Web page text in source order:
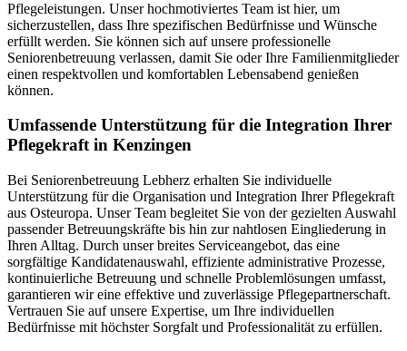
Pflegeleistungen. Unser hochmotiviertes Team ist hier, um
sicherzustellen, dass Ihre spezifischen Bedürfnisse und Wünsche
erfüllt werden. Sie können sich auf unsere professionelle
Seniorenbetreuung verlassen, damit Sie oder Ihre Familienmitglieder
einen respektvollen und komfortablen Lebensabend genießen
können.
Umfassende Unterstützung für die Integration Ihrer
Pflegekraft in Kenzingen
Bei Seniorenbetreuung Lebherz erhalten Sie individuelle
Unterstützung für die Organisation und Integration Ihrer Pflegekraft
aus Osteuropa. Unser Team begleitet Sie von der gezielten Auswahl
passender Betreuungskräfte bis hin zur nahtlosen Eingliederung in
Ihren Alltag. Durch unser breites Serviceangebot, das eine
sorgfältige Kandidatenauswahl, effiziente administrative Prozesse,
kontinuierliche Betreuung und schnelle Problemlösungen umfasst,
garantieren wir eine effektive und zuverlässige Pflegepartnerschaft.
Vertrauen Sie auf unsere Expertise, um Ihre individuellen
Bedürfnisse mit höchster Sorgfalt und Professionalität zu erfüllen.